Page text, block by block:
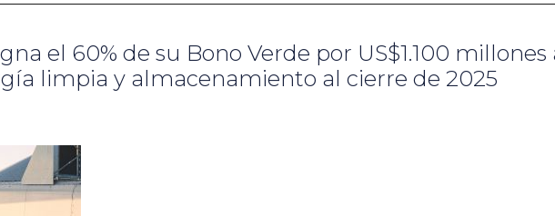
el 60% de su Bono Verde por US$1.100 millones
limpia y almacenamiento al cierre de 2025